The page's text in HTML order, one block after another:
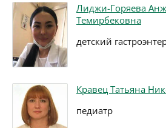
Лиджи-Горяева
Темирбековна
детский
Кравец Татьяна
педиатр